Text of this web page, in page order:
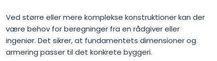
Ved større eller mere komplekse konstruktioner kan der
være behov for beregninger fra en rådgiver eller
ingeniør. Det sikrer, at fundamentets dimensioner og
armering passer til det konkrete byggeri.